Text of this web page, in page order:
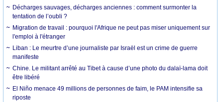
Décharges sauvages, décharges anciennes : comment surmonter la
tentation de l’oubli ?
Migration de travail : pourquoi l'Afrique ne peut pas miser uniquement sur
l'emploi à l'étranger
Liban : Le meurtre d’une journaliste par Israël est un crime de guerre
manifeste
Chine. Le militant arrêté au Tibet à cause d’une photo du dalaï-lama doit
être libéré
El Niño menace 49 millions de personnes de faim, le PAM intensifie sa
riposte